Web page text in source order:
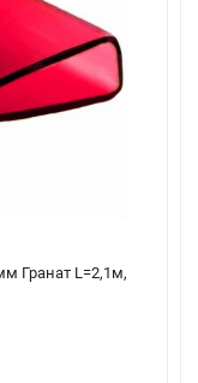
Гранат L=2,1м,